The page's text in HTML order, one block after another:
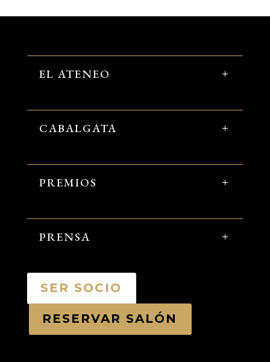
EL ATENEO
CABALGATA
PREMIOS
PRENSA
SER SOCIO
RESERVAR SALÓN